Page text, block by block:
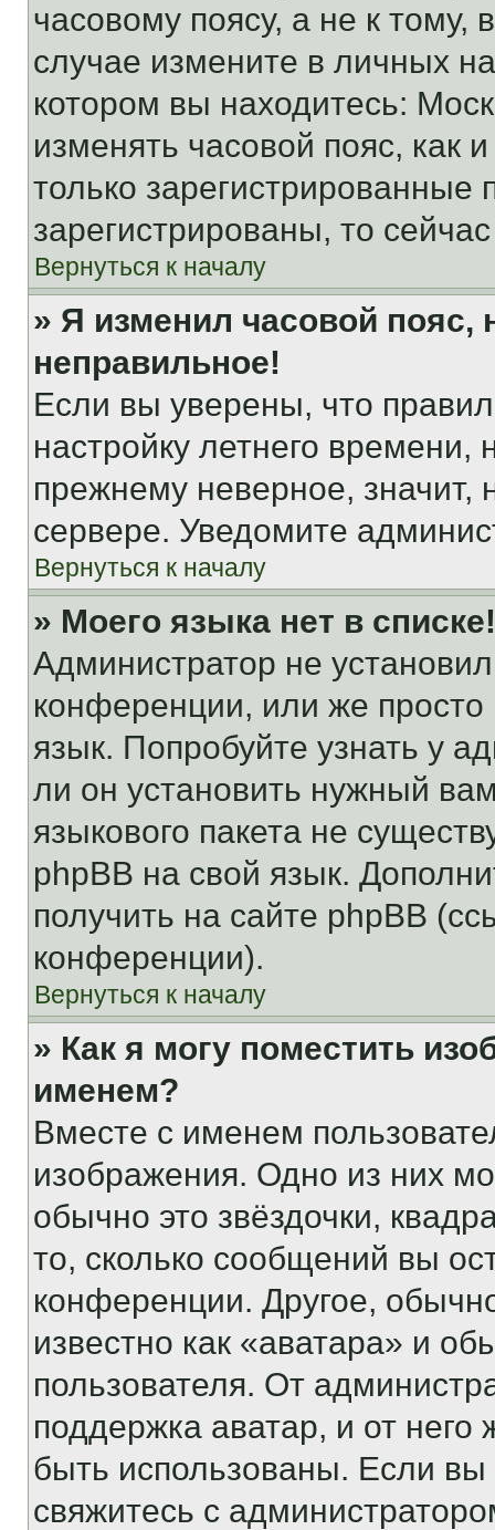
часовому поясу, а не к тому,
случае измените в личных
котором вы находитесь:
изменять часовой пояс, как
только
зарегистрированы, то
Вернуться к началу
» Я изменил часовой пояс,
неправильное!
Если вы уверены, что
настройку летнего
прежнему неверное, значит,
сервере. Уведомите
Вернуться к началу
» Моего языка нет в списке!
Администратор не
конференции, или же
язык. Попробуйте узнать у
ли он установить нужный
языкового пакета не
phpBB на свой язык.
получить на сайте phpBB
конференции).
Вернуться к началу
» Как я могу поместить
именем?
Вместе с именем
изображения. Одно из них
обычно это звёздочки,
то, сколько сообщений вы
конференции. Другое,
известно как «аватара» и
пользователя. От
поддержка аватар, и от него
быть использованы. Если
свяжитесь с